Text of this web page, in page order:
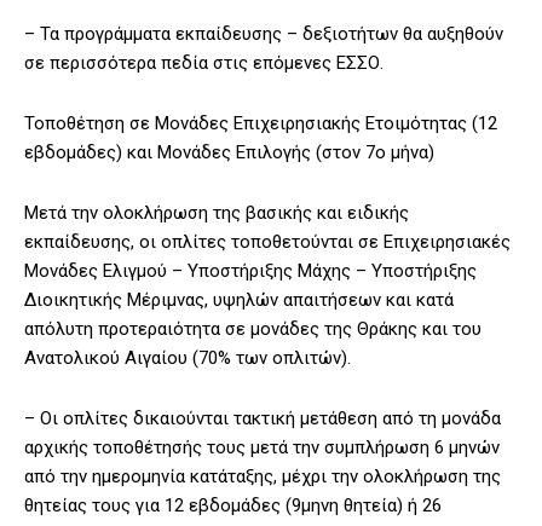
– Τα προγράμματα εκπαίδευσης – δεξιοτήτων θα αυξηθούν
σε περισσότερα πεδία στις επόμενες ΕΣΣΟ.
Τοποθέτηση σε Μονάδες Επιχειρησιακής Ετοιμότητας (12
εβδομάδες) και Μονάδες Επιλογής (στον 7ο μήνα)
Μετά την ολοκλήρωση της βασικής και ειδικής
εκπαίδευσης, οι οπλίτες τοποθετούνται σε Επιχειρησιακές
Μονάδες Ελιγμού – Υποστήριξης Μάχης – Υποστήριξης
Διοικητικής Μέριμνας, υψηλών απαιτήσεων και κατά
απόλυτη προτεραιότητα σε μονάδες της Θράκης και του
Ανατολικού Αιγαίου (70% των οπλιτών).
– Οι οπλίτες δικαιούνται τακτική μετάθεση από τη μονάδα
αρχικής τοποθέτησής τους μετά την συμπλήρωση 6 μηνών
από την ημερομηνία κατάταξης, μέχρι την ολοκλήρωση της
θητείας τους για 12 εβδομάδες (9μηνη θητεία) ή 26